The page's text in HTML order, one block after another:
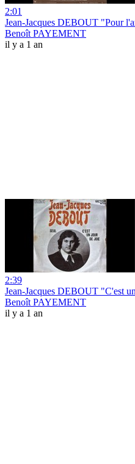
2:01
Jean-Jacques DEBOUT "Pour
Benoît PAYEMENT
il y a 1 an
2:39
Jean-Jacques DEBOUT "C'est
Benoît PAYEMENT
il y a 1 an